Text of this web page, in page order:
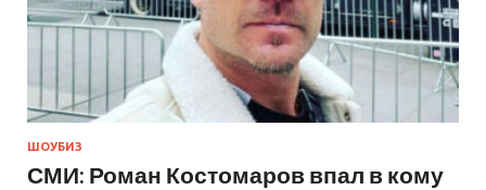
ШОУБИЗ
СМИ: Роман Костомаров впал в кому